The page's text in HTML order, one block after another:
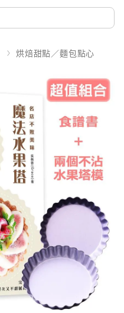
烘焙甜點／麵包點心